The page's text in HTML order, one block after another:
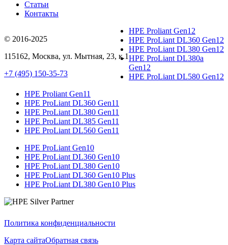
Статьи
Контакты
© 2016-2025
115162, Москва, ул. Мытная, 23, к.1
+7 (495) 150-35-73
HPE Proliant Gen12
HPE ProLiant DL360 Gen12
HPE ProLiant DL380 Gen12
HPE ProLiant DL380a
Gen12
HPE ProLiant DL580 Gen12
HPE Proliant Gen11
HPE ProLiant DL360 Gen11
HPE ProLiant DL380 Gen11
HPE ProLiant DL385 Gen11
HPE ProLiant DL560 Gen11
HPE ProLiant Gen10
HPE ProLiant DL360 Gen10
HPE ProLiant DL380 Gen10
HPE ProLiant DL360 Gen10 Plus
HPE ProLiant DL380 Gen10 Plus
Политика конфиденциальности
Карта сайтаОбратная связь